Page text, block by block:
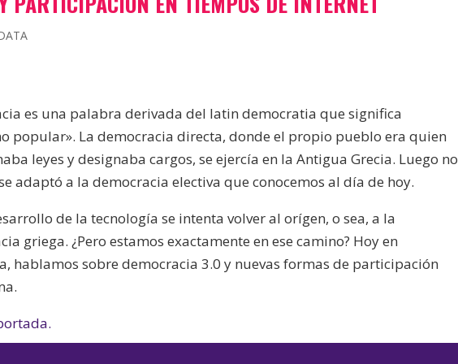
es una palabra derivada del latin democratia que significa
popular». La democracia directa, donde el propio pueblo era quien
leyes y designaba cargos, se ejercía en la Antigua Grecia. Luego no
adaptó a la democracia electiva que conocemos al día de hoy.
de la tecnología se intenta volver al orígen, o sea, a la
griega. ¿Pero estamos exactamente en ese camino? Hoy en
hablamos sobre democracia 3.0 y nuevas formas de participación